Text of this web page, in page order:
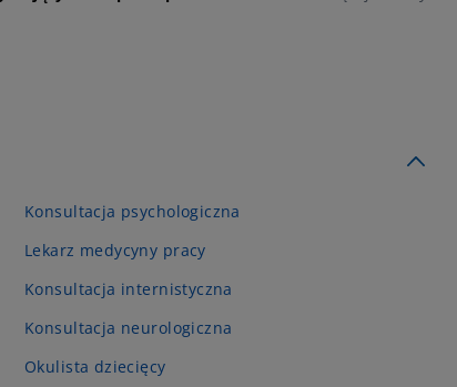
Konsultacja psychologiczna
Lekarz medycyny pracy
Konsultacja internistyczna
Konsultacja neurologiczna
Okulista dziecięcy